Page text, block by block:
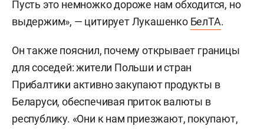
Пусть это немножко дороже нам обходится, но
выдержим», — цитирует Лукашенко БелТА.
Он также пояснил, почему открывает границы
для соседей: жители Польши и стран
Прибалтики активно закупают продукты в
Беларуси, обеспечивая приток валюты в
республику. «Они к нам приезжают, покупают,